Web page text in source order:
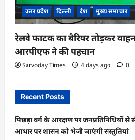
उत्तर प्रदेश दिल्ली देश मुख्य समाचार
रेलवे फाटक का बैरियर तोड़कर
आरपीएफ ने की पहचान
Sarvoday Times 4 days ago 0
Recent Posts
पिछड़ा वर्ग के आरक्षण पर जनप्रतिनिधियों से
आधार पर शासन को भेजी जाएंगी संस्तुतियां